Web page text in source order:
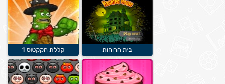
בית הרוחות קללת הקקטוס 1